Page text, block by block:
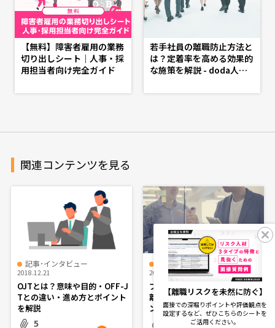
【無料】障害者雇用の業務
切り出しシート｜人事・採
用担当者向け完全ガイド
若手社員の離職防止方法と
は？定着率を高める効果的
な施策を解説 - doda人事
へ、ショートカット
関連コンテンツを見る
記事･インタビュー
2018.12.21
OJTとは？意味や目的・OFF-J
Tとの違い・進め方とポイント
を解説
5
記事･インタビュー
2019.01.22
ブラザー・シスター制度は早期
離職防止に効果アリ？OJT・メ
ンター制度との違いとは
【離職リスクを未然に防ぐ】
面接での深堀りポイントや評価観点を
設定するなど、ぜひこちらのシートを
ご活用ください。